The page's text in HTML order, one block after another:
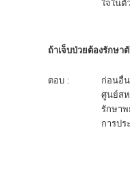
ใจในตั
ถ้าเจ็บป่วยต้องรักษา
ตอบ :
ก่อนอื่
ศูนย์สห
รักษาพ
การป